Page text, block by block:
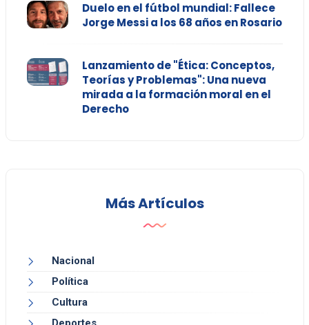
Duelo en el fútbol mundial: Fallece
Jorge Messi a los 68 años en Rosario
Lanzamiento de "Ética: Conceptos,
Teorías y Problemas": Una nueva
mirada a la formación moral en el
Derecho
Más Artículos
Nacional
Política
Cultura